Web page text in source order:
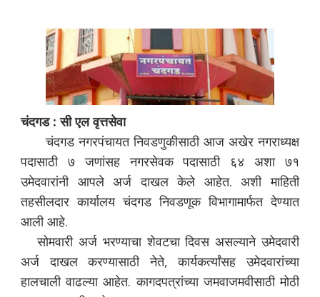
चंदगड : सी एल वृत्तसेवा
चंदगड नगरपंचायत निवडणुकीसाठी आज अखेर नगराध्यक्ष
पदासाठी ७ जणांसह नगरसेवक पदासाठी ६४ अशा ७१
उमेदवारांनी आपले अर्ज दाखल केले आहेत. अशी माहिती
तहसीलदार कार्यालय चंदगड निवडणूक विभागामार्फत देण्यात
आली आहे.
सोमवारी अर्ज भरण्याचा शेवटचा दिवस असल्याने उमेदवारी
अर्ज दाखल करण्यासाठी नेते, कार्यकर्त्यांसह उमेदवारांच्या
हालचाली वाढल्या आहेत. कागदपत्रांच्या जमवाजमवीसाठी मोठी